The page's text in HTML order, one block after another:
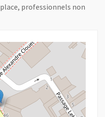
professionnels non